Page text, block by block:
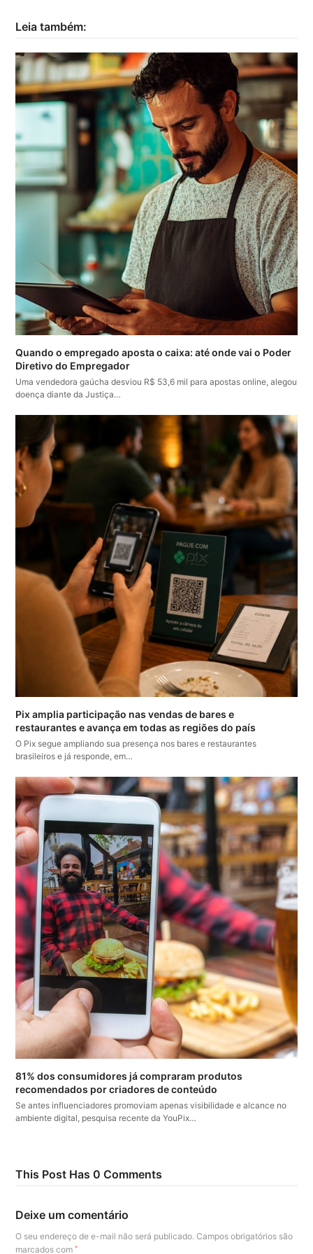
Leia também:
Quando o empregado aposta o caixa: até onde vai o Poder
Diretivo do Empregador
Uma vendedora gaúcha desviou R$ 53,6 mil para apostas online, alegou
doença diante da Justiça…
Pix amplia participação nas vendas de bares e
restaurantes e avança em todas as regiões do país
O Pix segue ampliando sua presença nos bares e restaurantes
brasileiros e já responde, em…
81% dos consumidores já compraram produtos
recomendados por criadores de conteúdo
Se antes influenciadores promoviam apenas visibilidade e alcance no
ambiente digital, pesquisa recente da YouPix…
This Post Has 0 Comments
Deixe um comentário
O seu endereço de e-mail não será publicado. Campos obrigatórios são
marcados com*